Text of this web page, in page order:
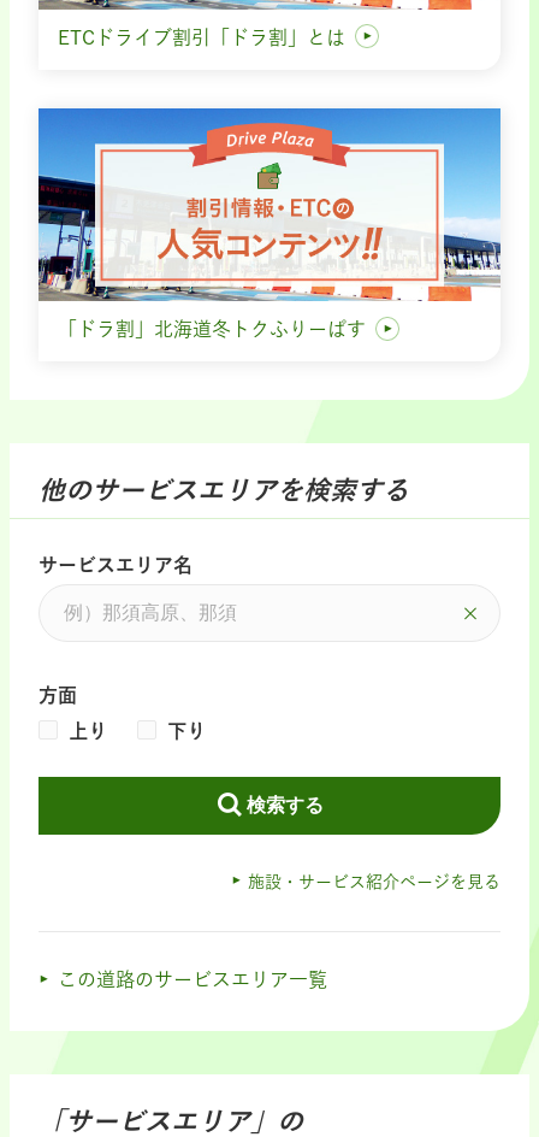
ETCドライブ割引「ドラ割」とは
「ドラ割」北海道冬トクふりーぱす
他のサービスエリアを検索する
サービスエリア名
方面
上り
下り
検索する
施設・サービス紹介ページを見る
この道路のサービスエリア一覧
「サービスエリア」の